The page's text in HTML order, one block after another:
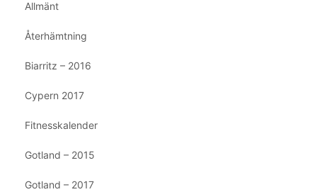
Allmänt
Återhämtning
Biarritz – 2016
Cypern 2017
Fitnesskalender
Gotland – 2015
Gotland – 2017